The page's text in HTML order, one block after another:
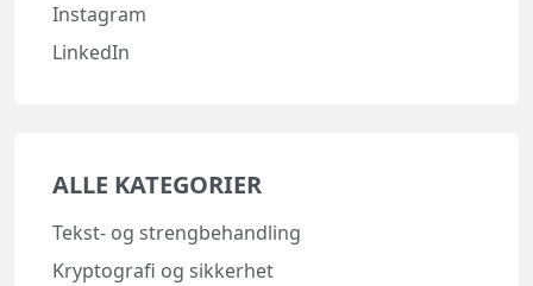
Instagram
LinkedIn
ALLE KATEGORIER
Tekst- og strengbehandling
Kryptografi og sikkerhet